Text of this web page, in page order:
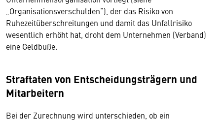
„Organisationsverschulden“), der das Risiko von
Ruhezeitüberschreitungen und damit das Unfallrisiko
wesentlich erhöht hat, droht dem Unternehmen (Verband)
eine Geldbuße.
Straftaten von Entscheidungsträgern und
Mitarbeitern
Bei der Zurechnung wird unterschieden, ob ein